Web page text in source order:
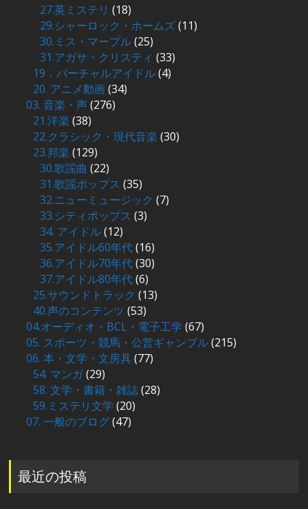
27.英ミステリ (18)
29.シャーロック・ホームズ(11)
30.ミス・マープル(25)
31.アガサ・クリスティ (33)
19．バーチャルアイドル(4)
20. アニメ動画(34)
03. 音楽・声(276)
21.洋楽 (38)
22.クラシック・現代音楽 (30)
23.邦楽 (129)
30.歌謡曲 (22)
31.歌謡ポップス (35)
32.ニューミュージック (7)
33.シティポップス (3)
34. アイドル(12)
35.アイドル60年代(16)
36.アイドル70年代(30)
37.アイドル80年代(6)
25.サウンドトラック (13)
40.声のコンテンツ (53)
04.オーディオ・BCL・電子工学 (67)
05. スポーツ・競馬・公営ギャンブル(215)
06. 本・文学・文房具(77)
54. マンガ(29)
58. 文学・書籍・雑誌(28)
59.ミステリ文学 (20)
07. 一般のブログ(47)
最近の投稿